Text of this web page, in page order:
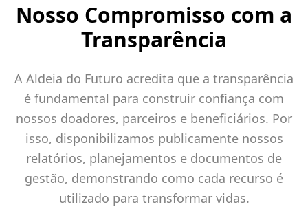
Nosso Compromisso com a
Transparência
A Aldeia do Futuro acredita que a transparência
é fundamental para construir confiança com
nossos doadores, parceiros e beneficiários. Por
isso, disponibilizamos publicamente nossos
relatórios, planejamentos e documentos de
gestão, demonstrando como cada recurso é
utilizado para transformar vidas.